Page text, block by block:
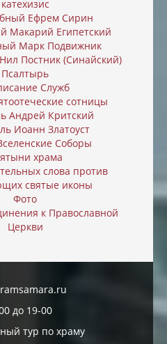
катехизис
Ефрем Сирин
Макарий Египетский
Марк Подвижник
Постник (Синайский)
Псалтырь
Служб
сотницы
Андрей Критский
Иоанн Златоуст
Соборы
храма
слова против
святые иконы
Фото
к Православной
Церкви
до 19-00
тур по храму